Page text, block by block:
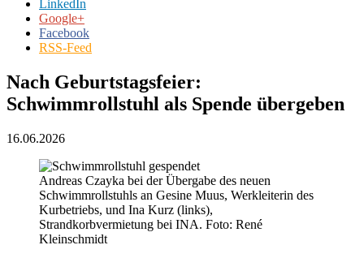
LinkedIn
Google+
Facebook
RSS-Feed
Nach Geburtstagsfeier:
Schwimmrollstuhl als Spende übergeben
16.06.2026
Andreas Czayka bei der Übergabe des neuen
Schwimmrollstuhls an Gesine Muus, Werkleiterin des
Kurbetriebs, und Ina Kurz (links),
Strandkorbvermietung bei INA. Foto: René
Kleinschmidt